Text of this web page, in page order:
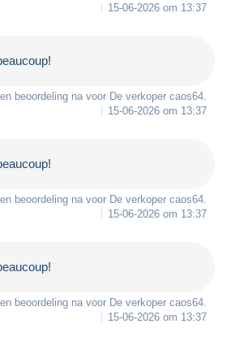
15-06-2026 om 13:37
beoordeling na voor De verkoper caos64
15-06-2026 om 13:37
beoordeling na voor De verkoper caos64
15-06-2026 om 13:37
beoordeling na voor De verkoper caos64
15-06-2026 om 13:37